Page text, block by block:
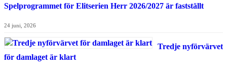
Spelprogrammet för Elitserien Herr 2026/2027 är fastställt
24 juni, 2026
Tredje nyförvärvet
för damlaget är klart